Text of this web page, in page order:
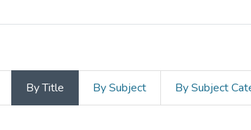
By Title By Subject By Subject